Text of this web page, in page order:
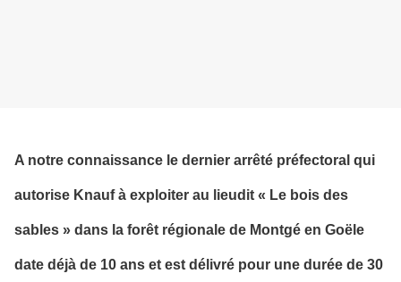
A notre connaissance le dernier arrêté préfectoral qui
autorise Knauf à exploiter au lieudit « Le bois des
sables » dans la forêt régionale de Montgé en Goële
date déjà de 10 ans et est délivré pour une durée de 30